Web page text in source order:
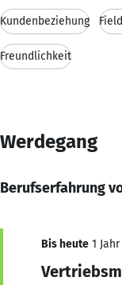
Kundenbeziehung
Freundlichkeit
Werdegang
Berufserfahrung
Bis heute 1